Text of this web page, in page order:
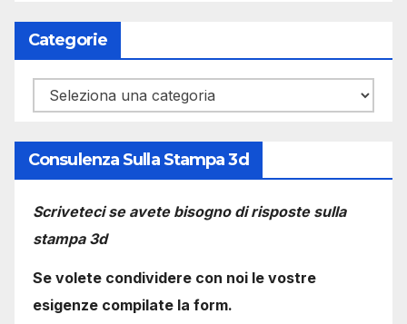
Categorie
Categorie
Consulenza Sulla Stampa 3d
Scriveteci se avete bisogno di risposte sulla
stampa 3d
Se volete condividere con noi le vostre
esigenze compilate la form.